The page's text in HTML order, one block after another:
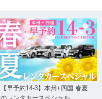
【早予約14-3】本州+四国 春夏